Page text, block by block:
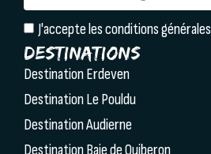
J'accepte les conditions générales
Destinations
Destination Erdeven
Destination Le Pouldu
Destination Audierne
Destination Baie de Quiberon